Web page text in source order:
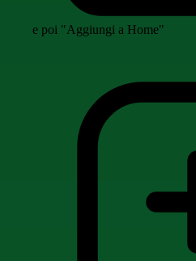
e poi "Aggiungi a Home"